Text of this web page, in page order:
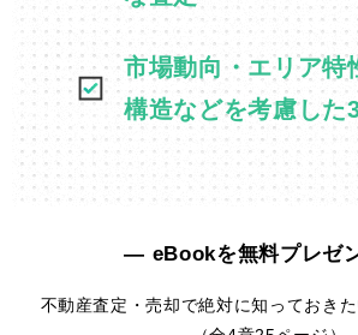
市場動向・エリア特
構造などを考慮した
― eBookを無料プレゼ
不動産査定・売却で絶対に知っておき